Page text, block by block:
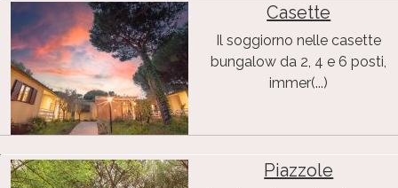
Casette
Il soggiorno nelle casette
bungalow da 2, 4 e 6 posti,
immer(...)
Piazzole